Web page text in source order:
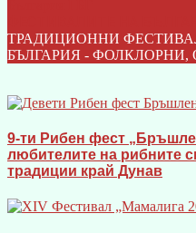
ТРАДИЦИОННИ
БЪЛГАРИЯ -
9-ти Рибен фест
любителите на рибните
традиции край Дунав